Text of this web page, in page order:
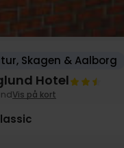
Skagen & Aalborg
Hotel
Vis på kort